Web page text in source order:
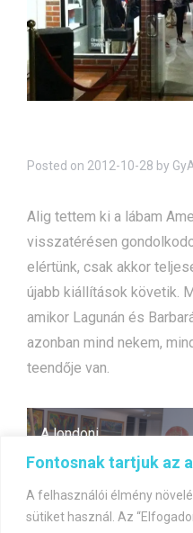
Fontosnak tartjuk az
A felhasználói élmény
sütiket használ. Az
Posted on 2012-10-28 by
Alig tettem ki a lábam
visszatérésen
elértünk, csak akkor
újabb kiállítások követik.
amikor Lagunán és
azonban mind nekem,
teendője van.
Bejegyzés
navigáció
A londoni
kiállítássorozat